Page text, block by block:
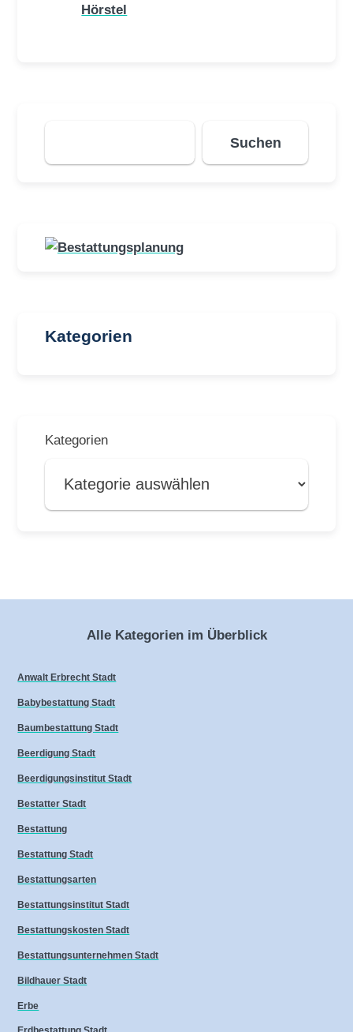
Hörstel
Suchen
Suchen
Kategorien
Kategorien
Alle Kategorien im Überblick
Anwalt Erbrecht Stadt
Babybestattung Stadt
Baumbestattung Stadt
Beerdigung Stadt
Beerdigungsinstitut Stadt
Bestatter Stadt
Bestattung
Bestattung Stadt
Bestattungsarten
Bestattungsinstitut Stadt
Bestattungskosten Stadt
Bestattungsunternehmen Stadt
Bildhauer Stadt
Erbe